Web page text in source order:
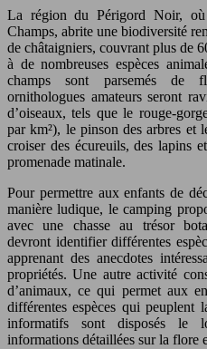
La région du Périgord Noir,
Champs, abrite une biodiversité
de châtaigniers, couvrant plus de
à de nombreuses espèces
champs sont parsemés de
ornithologues amateurs seront
d’oiseaux, tels que le rouge-
par km²), le pinson des arbres et
croiser des écureuils, des lapins
promenade matinale.
Pour permettre aux enfants de
manière ludique, le camping
avec une chasse au trésor
devront identifier différentes
apprenant des anecdotes
propriétés. Une autre activité
d’animaux, ce qui permet aux
différentes espèces qui peuplent
informatifs sont disposés le
informations détaillées sur la flore